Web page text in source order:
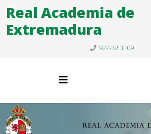
Real Academia de
Extremadura
927-32 3109